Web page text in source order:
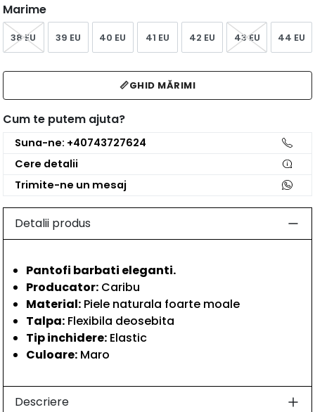
Marime
38 EU 39 EU 40 EU 41 EU 42 EU 43 EU 44 EU
📏GHID MĂRIMI
Cum te putem ajuta?
Suna-ne: +40743727624
Cere detalii
Trimite-ne un mesaj
Detalii produs
Pantofi barbati eleganti.
Producator: Caribu
Material: Piele naturala foarte moale
Talpa: Flexibila deosebita
Tip inchidere: Elastic
Culoare: Maro
Descriere